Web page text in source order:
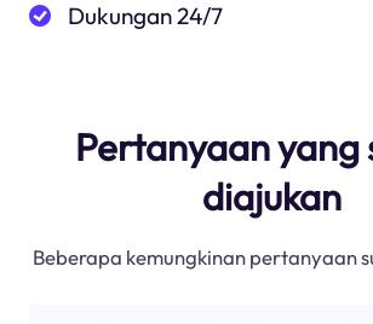
Dukungan 24/7
Pertanyaan yang
diajukan
Beberapa kemungkinan pertanyaan